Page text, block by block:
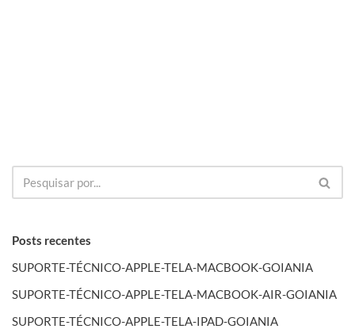
Posts recentes
SUPORTE-TÉCNICO-APPLE-TELA-MACBOOK-GOIANIA
SUPORTE-TÉCNICO-APPLE-TELA-MACBOOK-AIR-GOIANIA
SUPORTE-TÉCNICO-APPLE-TELA-IPAD-GOIANIA